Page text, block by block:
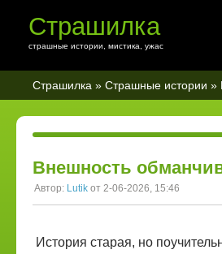
Страшилка
страшные истории, мистика, ужас
Страшилка » Страшные истории »
Внешность
Автор: Lutik от 2-06-2026, 15:46
​История старая, но